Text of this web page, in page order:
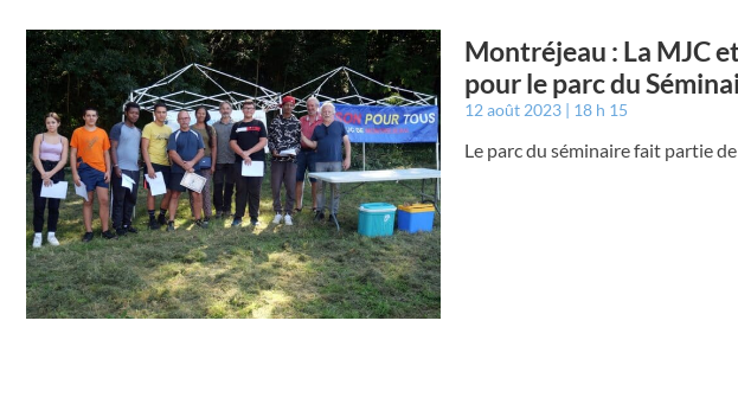
Montréjeau : La MJC
pour le parc du
12 août 2023 18 h 15
Le parc du séminaire fait partie